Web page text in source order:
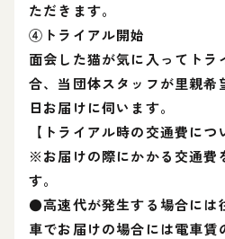
ただきます。
④トライアル開始
面会した猫が気に入ってトラ
合、当団体スタッフが里親希
日お届けに伺います。
【トライアル時の交通費につ
※お届けの際にかかる交通費
す。
●高速代が発生する場合には
車でお届けの場合には電車賃